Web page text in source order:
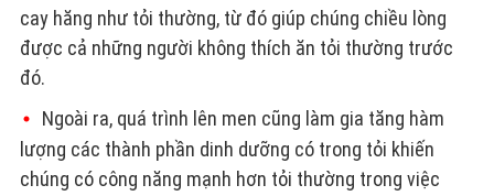
cay hăng như tỏi thường, từ đó giúp chúng chiều lòng
được cả những người không thích ăn tỏi thường trước
đó.
Ngoài ra, quá trình lên men cũng làm gia tăng hàm
lượng các thành phần dinh dưỡng có trong tỏi khiến
chúng có công năng mạnh hơn tỏi thường trong việc